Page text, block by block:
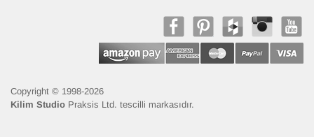
Copyright © 1998-2026
Kilim Studio Praksis Ltd. tescilli markasıdır.